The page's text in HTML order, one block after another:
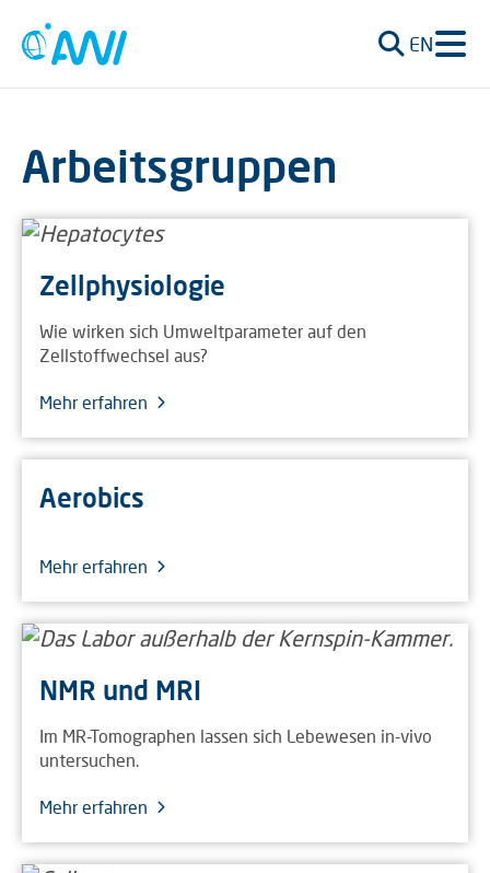
EN
Arbeitsgruppen
Zellphysiologie
Wie wirken sich Umweltparameter auf den
Zellstoffwechsel aus?
Mehr erfahren
Aerobics
Mehr erfahren
NMR und MRI
Im MR-Tomographen lassen sich Lebewesen in-vivo
untersuchen.
Mehr erfahren